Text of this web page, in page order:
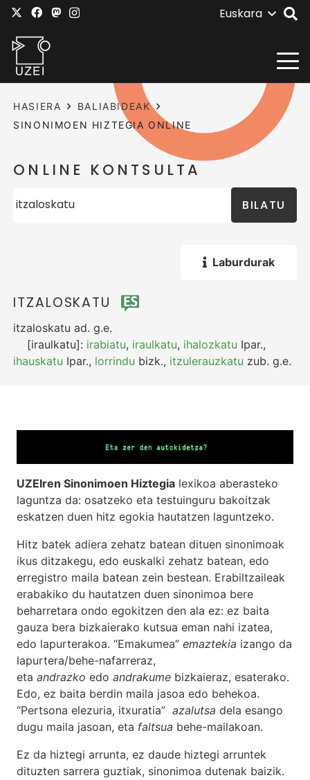
Euskara
HASIERA
BALIABIDEAK
SINONIMOEN HIZTEGIA ONLINE
ONLINE KONTSULTA
BILATU
Laburdurak
ITZALOSKATU
itzaloskatu ad. g.e.
[iraulkatu]: irabiatu, iraulkatu, ihalozkatu Ipar.,
ihauskatu Ipar., lorrindu bizk., itzulerauzkatu zub. g.e.
UZEIren Sinonimoen Hiztegia lexikoa aberasteko
laguntza da: osatzeko eta testuinguru bakoitzak
eskatzen duen hitz egokia hautatzen laguntzeko.
Hitz batek adiera zehatz batean dituen sinonimoak
ikus ditzakegu, edo euskalki zehatz batean, edo
erregistro maila batean zein bestean. Erabiltzaileak
erabakiko du hautatzen duen sinonimoa bere
beharretara ondo egokitzen den ala ez: ez baita
gauza bera bizkaierako kutsua eman nahi izatea,
edo lapurterakoa. “Emakumea” emaztekia izango da
lapurtera/behe-nafarreraz,
eta andrazko edo andrakume bizkaieraz, esaterako.
Edo, ez baita berdin maila jasoa edo behekoa.
“Pertsona elezuria, itxuratia” azalutsa dela esango
dugu maila jasoan, eta faltsua behe-mailakoan.
Ez da hiztegi arrunta, ez daude hiztegi arruntek
dituzten sarrera guztiak, sinonimoa dutenak baizik.